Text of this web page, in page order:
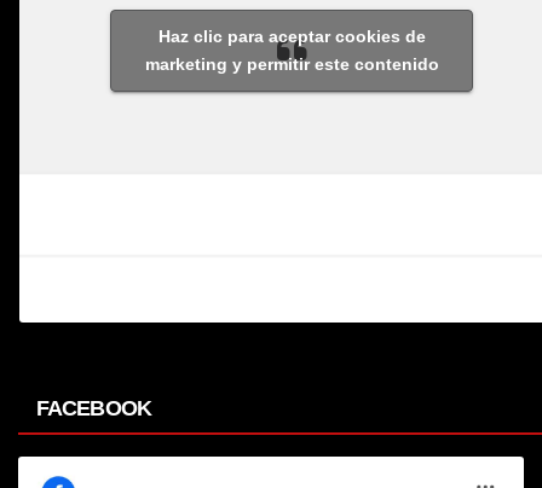
Haz clic para aceptar cookies de
marketing y permitir este contenido
FACEBOOK